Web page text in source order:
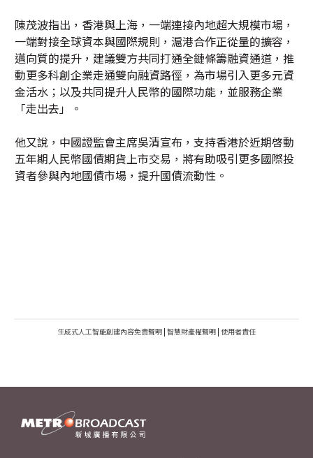
陳茂波指出，香港與上海，一端連接內地超大規模市場，
一端對接全球資本與國際規則，滬港合作正從量的擴容，
邁向質的提升，建議雙方共同打通全鏈條籌融資通道，推
動更多科創企業走通雙向融資路徑，為市場引入更多元資
金活水；以及共同提升人民幣的國際功能，並服務企業
「走出去」。
他又說，中國證監會主席吳清宣布，支持香港於近期啓動
五年期人民幣國債期貨上市交易，將有助吸引更多國際投
資者參與內地國債市場，提升國債流動性。
生成式人工智能創建內容免責聲明 | 智慧財產權聲明 | 使用者責任